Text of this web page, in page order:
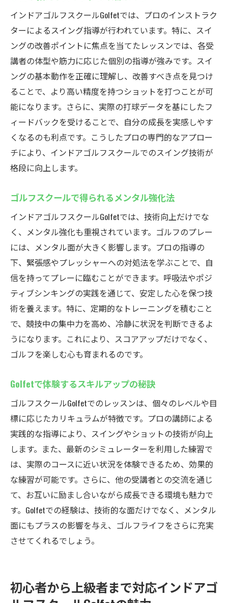
Golfetのシミュレーターがもたらす練習効果
実際のゴルフ場を再現したリアルな環境
シミュレーターで楽しむ新しいゴルフスタ
イル
個々のニーズに応じたレッスンGolfetで叶える理
想のゴルフライフ
個別対応のレッスンで目標達成
ニーズに応じた柔軟なプログラム
理想のゴルフスタイルを実現する方法
カスタマイズ可能なレッスン内容
Golfetで叶えるパーソナライズドゴルフ体験
Golfeで実現する短時間でのスキル向上インドア
ゴルフスクールの魅力
短時間で効果を実感する練習法
効率的にスキルを上げる時間管理法
忙しい方でも続けやすいプログラム
短期間で上達できる理由とは
限られた時間を最大限に活用する技
Golfetの効率的なレッスンが実現する結果
インドアゴルフスクールGolfetでは、プロのインストラク
ターによるスイング指導が行われています。特に、スイ
ングの改善ポイントに焦点を当てたレッスンでは、各受
講者の体型や筋力に応じた個別の指導が強みです。スイ
ングの基本動作を正確に理解し、改善すべき点を見つけ
ることで、より高い精度を持つショットを打つことが可
能になります。さらに、実際の打球データを基にしたフ
ィードバックを受けることで、自分の成長を実感しやす
くなるのも利点です。こうしたプロの専門的なアプロー
チにより、インドアゴルフスクールでのスイング技術が
格段に向上します。
ゴルフスクールで得られるメンタル強化法
インドアゴルフスクールGolfetでは、技術向上だけでな
く、メンタル強化も重視されています。ゴルフのプレー
には、メンタル面が大きく影響します。プロの指導の
下、緊張感やプレッシャーへの対処法を学ぶことで、自
信を持ってプレーに臨むことができます。呼吸法やポジ
ティブシンキングの実践を通じて、安定した心を保つ技
術を養えます。特に、定期的なトレーニングを積むこと
で、競技中の集中力を高め、冷静に状況を判断できるよ
うになります。これにより、スコアアップだけでなく、
ゴルフを楽しむ心も育まれるのです。
Golfetで体験するスキルアップの秘訣
ゴルフスクールGolfetでのレッスンは、個々のレベルや目
標に応じたカリキュラムが特徴です。プロの講師による
実践的な指導により、スイングやショットの技術が向上
します。また、最新のシミュレーターを利用した練習で
は、実際のコースに近い状況を体験できるため、効果的
な練習が可能です。さらに、他の受講者との交流を通じ
て、お互いに励まし合いながら成長できる環境も魅力で
す。Golfetでの経験は、技術的な面だけでなく、メンタル
面にもプラスの影響を与え、ゴルフライフをさらに充実
させてくれるでしょう。
初心者から上級者まで対応インドアゴ